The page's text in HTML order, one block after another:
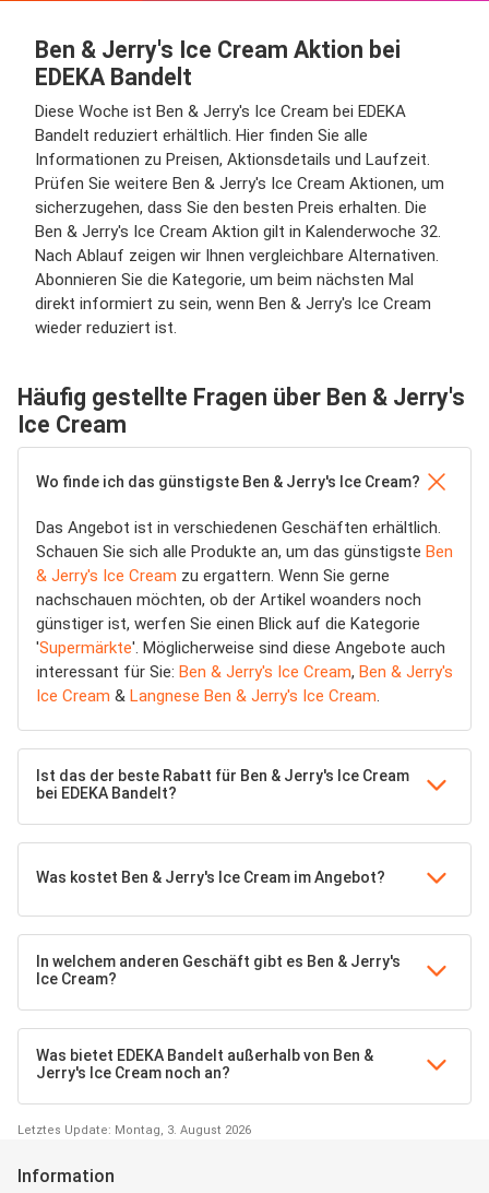
Ben & Jerry's Ice Cream Aktion bei
EDEKA Bandelt
Diese Woche ist Ben & Jerry's Ice Cream bei EDEKA
Bandelt reduziert erhältlich. Hier finden Sie alle
Informationen zu Preisen, Aktionsdetails und Laufzeit.
Prüfen Sie weitere Ben & Jerry's Ice Cream Aktionen, um
sicherzugehen, dass Sie den besten Preis erhalten. Die
Ben & Jerry's Ice Cream Aktion gilt in Kalenderwoche 32.
Nach Ablauf zeigen wir Ihnen vergleichbare Alternativen.
Abonnieren Sie die Kategorie, um beim nächsten Mal
direkt informiert zu sein, wenn Ben & Jerry's Ice Cream
wieder reduziert ist.
Häufig gestellte Fragen über Ben & Jerry's
Ice Cream
Wo finde ich das günstigste Ben & Jerry's Ice Cream?
Das Angebot ist in verschiedenen Geschäften erhältlich.
Schauen Sie sich alle Produkte an, um das günstigste Ben
& Jerry's Ice Cream zu ergattern. Wenn Sie gerne
nachschauen möchten, ob der Artikel woanders noch
günstiger ist, werfen Sie einen Blick auf die Kategorie
'Supermärkte'. Möglicherweise sind diese Angebote auch
interessant für Sie: Ben & Jerry's Ice Cream, Ben & Jerry's
Ice Cream & Langnese Ben & Jerry's Ice Cream.
Ist das der beste Rabatt für Ben & Jerry's Ice Cream
bei EDEKA Bandelt?
Was kostet Ben & Jerry's Ice Cream im Angebot?
In welchem anderen Geschäft gibt es Ben & Jerry's
Ice Cream?
Was bietet EDEKA Bandelt außerhalb von Ben &
Jerry's Ice Cream noch an?
Letztes Update: Montag, 3. August 2026
Information